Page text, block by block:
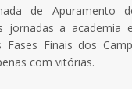
de Apuramento
a academia
Finais dos
com vitórias.